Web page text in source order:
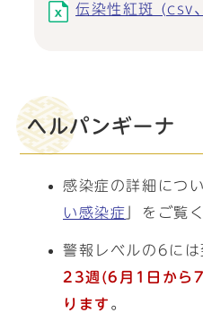
伝染性紅斑 (csv
ヘルパンギーナ
感染症の詳細につ
い感染症 」をご覧
警報レベルの6に
23週(6月1日から7
ります 。